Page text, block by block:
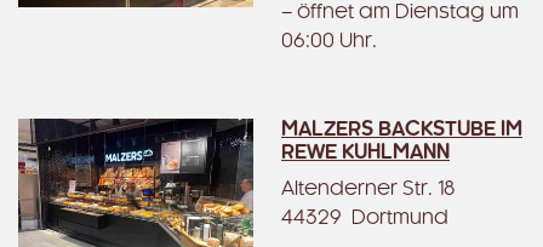
– öffnet am Dienstag um
06:00 Uhr.
MALZERS BACKSTUBE IM
REWE KUHLMANN
Altenderner Str. 18
44329 Dortmund